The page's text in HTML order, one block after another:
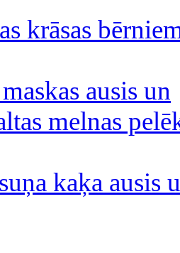
krāsas
ausis un
melnas
kaķa ausis